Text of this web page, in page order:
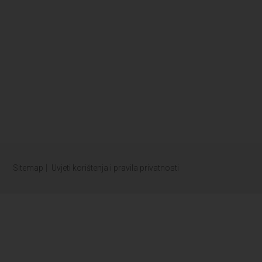
Sitemap Uvjeti korištenja i pravila privatnosti